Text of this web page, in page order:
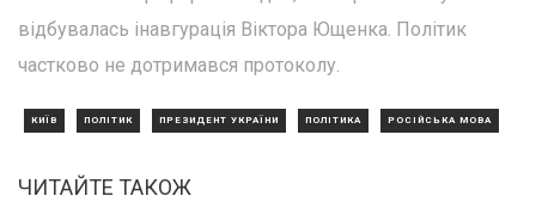
відбувалась інавгурація Віктора Ющенка. Політик
частково не дотримався протоколу.
КИЇВ ПОЛІТИК ПРЕЗИДЕНТ УКРАЇНИ ПОЛІТИКА РОСІЙСЬКА МОВА
ЧИТАЙТЕ ТАКОЖ